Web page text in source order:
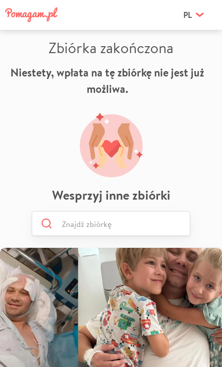
PL
Zbiórka zakończona
Niestety, wpłata na tę zbiórkę nie jest już
możliwa.
Wesprzyj inne zbiórki